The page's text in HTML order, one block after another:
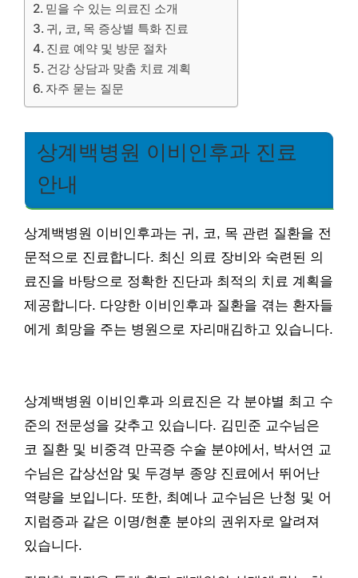
믿을 수 있는 의료진 소개
귀, 코, 목 증상별 특화 진료
진료 예약 및 방문 절차
건강 상담과 맞춤 치료 계획
자주 묻는 질문
상계백병원 이비인후과 진료
안내
상계백병원 이비인후과는 귀, 코, 목 관련 질환을 전
문적으로 진료합니다. 최신 의료 장비와 숙련된 의
료진을 바탕으로 정확한 진단과 최적의 치료 계획을
제공합니다. 다양한 이비인후과 질환을 겪는 환자들
에게 희망을 주는 병원으로 자리매김하고 있습니다.
상계백병원 이비인후과 의료진은 각 분야별 최고 수
준의 전문성을 갖추고 있습니다. 김민준 교수님은
코 질환 및 비중격 만곡증 수술 분야에서, 박서연 교
수님은 갑상선암 및 두경부 종양 진료에서 뛰어난
역량을 보입니다. 또한, 최예나 교수님은 난청 및 어
지럼증과 같은 이명/현훈 분야의 권위자로 알려져
있습니다.